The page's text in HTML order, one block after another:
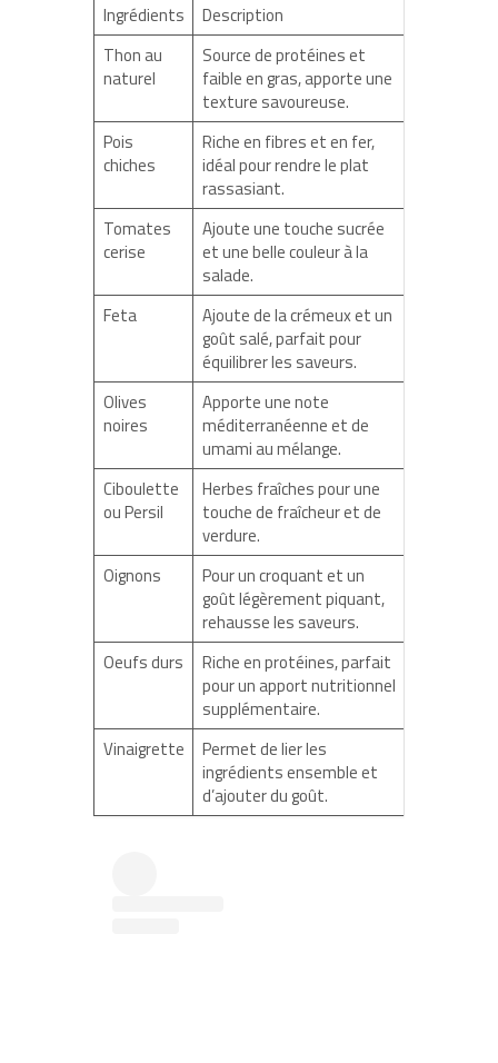
Ingrédients
Description
Thon au
naturel
Source de protéines et
faible en gras, apporte une
texture savoureuse.
Pois
chiches
Riche en fibres et en fer,
idéal pour rendre le plat
rassasiant.
Tomates
cerise
Ajoute une touche sucrée
et une belle couleur à la
salade.
Feta
Ajoute de la crémeux et un
goût salé, parfait pour
équilibrer les saveurs.
Olives
noires
Apporte une note
méditerranéenne et de
umami au mélange.
Ciboulette
ou Persil
Herbes fraîches pour une
touche de fraîcheur et de
verdure.
Oignons
Pour un croquant et un
goût légèrement piquant,
rehausse les saveurs.
Oeufs durs
Riche en protéines, parfait
pour un apport nutritionnel
supplémentaire.
Vinaigrette
Permet de lier les
ingrédients ensemble et
d’ajouter du goût.